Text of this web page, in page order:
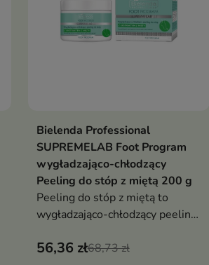
Dodaj do koszyka
Bielenda Professional
SUPREMELAB Foot Program
wygładzająco-chłodzący
Peeling do stóp z miętą 200 g
Peeling do stóp z miętą to
wygładzająco-chłodzący peeling,
odświeża i przywraca komfort
56,36 zł68,73 zł